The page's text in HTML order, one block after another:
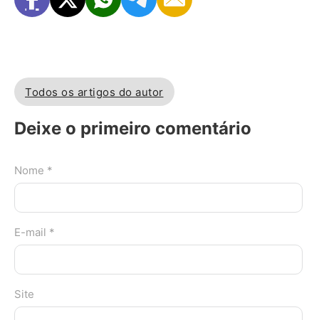
Todos os artigos do autor
Deixe o primeiro comentário
Nome *
E-mail *
Site